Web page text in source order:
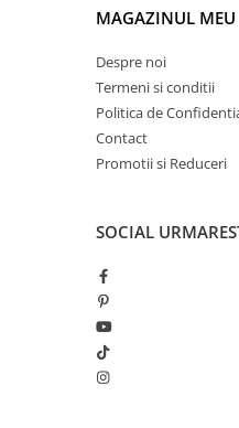
Puncte CadouMAGAZINUL MEU
Despre noi
Termeni si conditii
Politica de
Contact
Promotii si Reduceri
SOCIAL